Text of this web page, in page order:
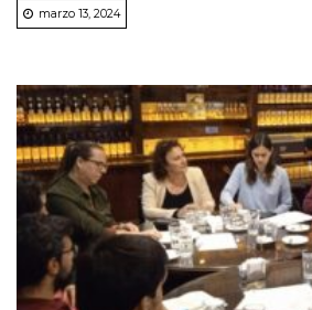
marzo 13, 2024